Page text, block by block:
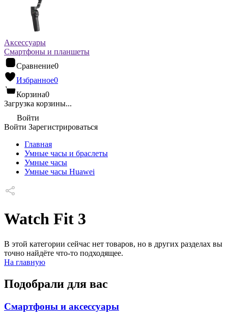
Аксессуары
Смартфоны и планшеты
Сравнение0
Избранное0
Корзина0
Загрузка корзины...
Войти
Войти Зарегистрироваться
Главная
Умные часы и браслеты
Умные часы
Умные часы Huawei
Watch Fit 3
В этой категории сейчас нет товаров, но в других разделах вы
точно найдёте что-то подходящее.
На главную
Подобрали для вас
Смартфоны и аксессуары